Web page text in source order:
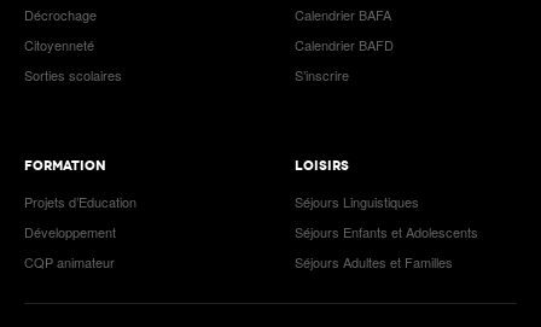
Décrochage
Citoyenneté
Sorties scolaires
Calendrier BAFA
Calendrier BAFD
S’inscrire
FORMATION
Projets d’Education
Développement
CQP animateur
LOISIRS
Séjours Linguistiques
Séjours Enfants et Adolescents
Séjours Adultes et Familles